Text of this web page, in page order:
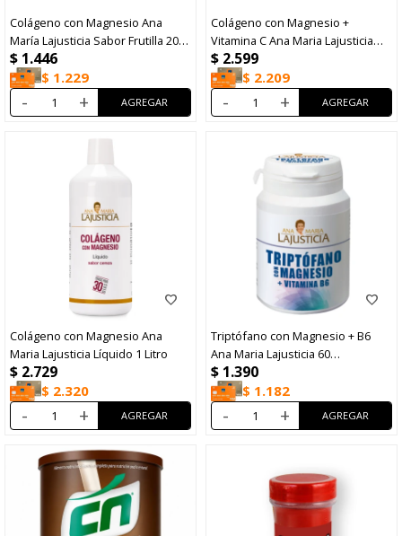
Colágeno con Magnesio Ana
María Lajusticia Sabor Frutilla 20
Sobres
$ 1.446
$ 1.229
- +
Colágeno con Magnesio +
Vitamina C Ana Maria Lajusticia
350g
$ 2.599
$ 2.209
- +
Colágeno con Magnesio Ana
Maria Lajusticia Líquido 1 Litro
$ 2.729
$ 2.320
- +
Triptófano con Magnesio + B6
Ana Maria Lajusticia 60
Comprimidos
$ 1.390
$ 1.182
- +